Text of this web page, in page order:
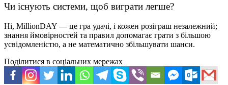
Чи існують системи, щоб виграти легше?
Ні, MillionDAY — це гра удачі, і кожен розіграш незалежний;
знання ймовірностей та правил допомагає грати з більшою
усвідомленістю, а не математично збільшувати шанси.
Поділитися в соціальних мережах